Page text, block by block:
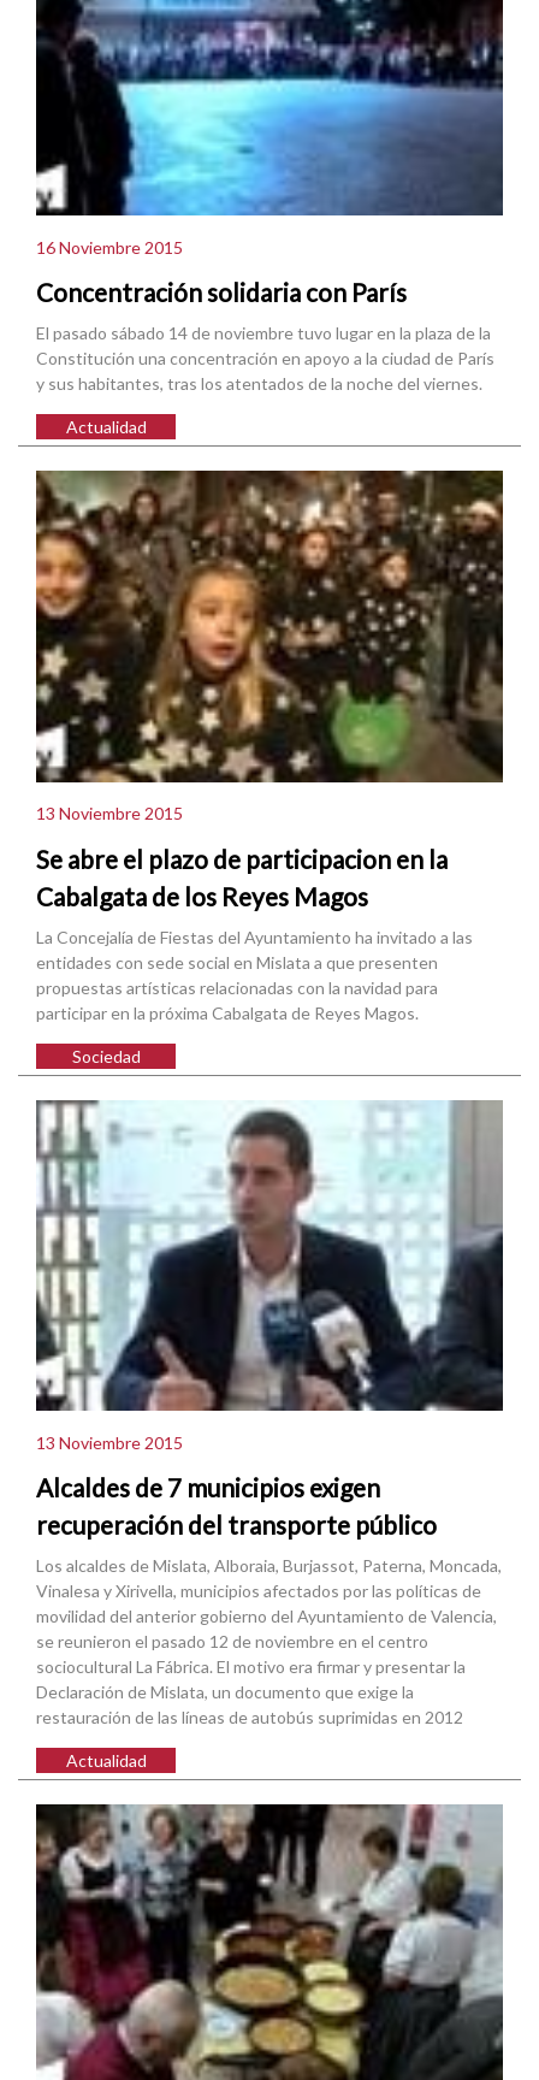
16 Noviembre 2015
Concentración solidaria con París
El pasado sábado 14 de noviembre tuvo lugar en la plaza de la
Constitución una concentración en apoyo a la ciudad de París
y sus habitantes, tras los atentados de la noche del viernes.
Actualidad
13 Noviembre 2015
Se abre el plazo de participacion en la
Cabalgata de los Reyes Magos
La Concejalía de Fiestas del Ayuntamiento ha invitado a las
entidades con sede social en Mislata a que presenten
propuestas artísticas relacionadas con la navidad para
participar en la próxima Cabalgata de Reyes Magos.
Sociedad
13 Noviembre 2015
Alcaldes de 7 municipios exigen
recuperación del transporte público
Los alcaldes de Mislata, Alboraia, Burjassot, Paterna, Moncada,
Vinalesa y Xirivella, municipios afectados por las políticas de
movilidad del anterior gobierno del Ayuntamiento de Valencia,
se reunieron el pasado 12 de noviembre en el centro
sociocultural La Fábrica. El motivo era firmar y presentar la
Declaración de Mislata, un documento que exige la
restauración de las líneas de autobús suprimidas en 2012
Actualidad